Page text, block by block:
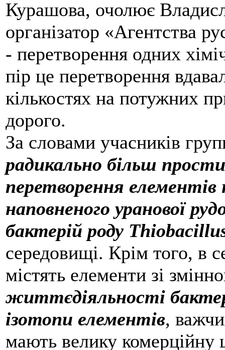
Курашова, очолює
організатор «Агентства
- перетворення одних
пір це перетворення
кількостях на потужних
дорого.
За словами учасників
радикально більш
перетворення елементів
наповненого уранової
бактерій роду
середовищі. Крім того, в
містять елементи зі
життєдіяльності
ізотопи елементів,
мають велику комерційну